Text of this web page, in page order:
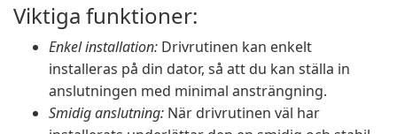
Viktiga funktioner:
Enkel installation: Drivrutinen kan enkelt
installeras på din dator, så att du kan ställa in
anslutningen med minimal ansträngning.
Smidig anslutning: När drivrutinen väl har